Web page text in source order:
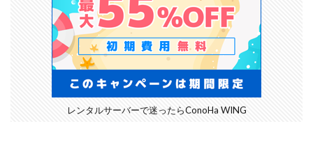
レンタルサーバーで迷ったらConoHa WING